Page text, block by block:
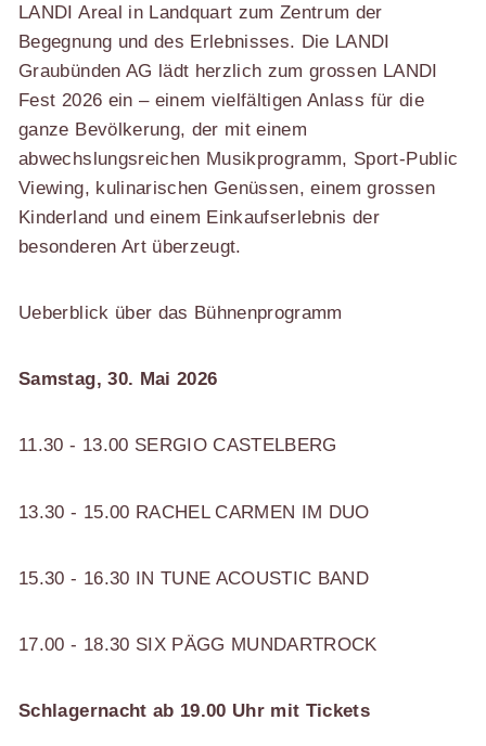
LANDI Areal in Landquart zum Zentrum der
Begegnung und des Erlebnisses. Die LANDI
Graubünden AG lädt herzlich zum grossen LANDI
Fest 2026 ein – einem vielfältigen Anlass für die
ganze Bevölkerung, der mit einem
abwechslungsreichen Musikprogramm, Sport-Public
Viewing, kulinarischen Genüssen, einem grossen
Kinderland und einem Einkaufserlebnis der
besonderen Art überzeugt.
Ueberblick über das Bühnenprogramm
Samstag, 30. Mai 2026
11.30 - 13.00 SERGIO CASTELBERG
13.30 - 15.00 RACHEL CARMEN IM DUO
15.30 - 16.30 IN TUNE ACOUSTIC BAND
17.00 - 18.30 SIX PÄGG MUNDARTROCK
Schlagernacht ab 19.00 Uhr mit Tickets